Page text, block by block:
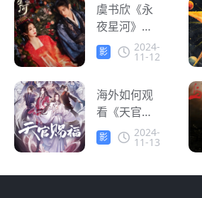
何轻松追
剧？
虞书欣《永
夜星河》热
度再创新
高，海外看
地区限制怎
么办？
影
2024-
11-12
海外如何观
看《天官赐
福》？轻松
解锁追番之
影
2024-
11-13